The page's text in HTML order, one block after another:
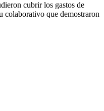
cubrir los gastos de
colaborativo que demostraron